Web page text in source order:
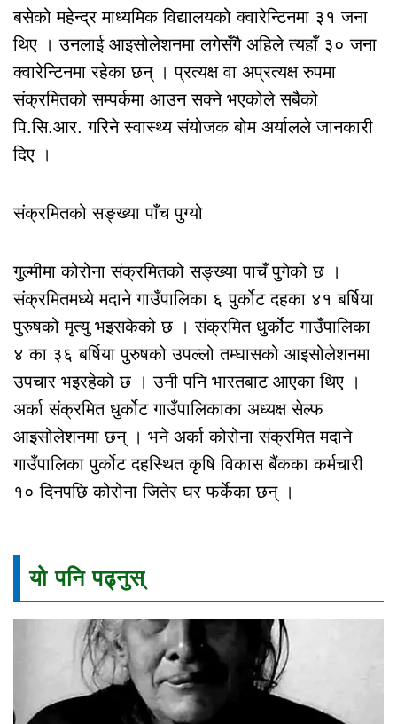
बसेको महेन्द्र माध्यमिक विद्यालयको क्वारेन्टिनमा ३१ जना
थिए । उनलाई आइसोलेशनमा लगेसँगै अहिले त्यहाँ ३० जना
क्वारेन्टिनमा रहेका छन् । प्रत्यक्ष वा अप्रत्यक्ष रुपमा
संक्रमितको सम्पर्कमा आउन सक्ने भएकोले सबैको
पि.सि.आर. गरिने स्वास्थ्य संयोजक बोम अर्यालले जानकारी
दिए ।
संक्रमितको सङ्ख्या पाँच पुग्यो
गुल्मीमा कोरोना संक्रमितको सङ्ख्या पाचँ पुगेको छ ।
संक्रमितमध्ये मदाने गाउँपालिका ६ पुर्कोट दहका ४१ बर्षिया
पुरुषको मृत्यु भइसकेको छ । संक्रमित धुर्कोट गाउँपालिका
४ का ३६ बर्षिया पुरुषको उपल्लो तम्घासको आइसोलेशनमा
उपचार भइरहेको छ । उनी पनि भारतबाट आएका थिए ।
अर्का संक्रमित धुर्कोट गाउँपालिकाका अध्यक्ष सेल्फ
आइसोलेशनमा छन् । भने अर्का कोरोना संक्रमित मदाने
गाउँपालिका पुर्कोट दहस्थित कृषि विकास बैंकका कर्मचारी
१० दिनपछि कोरोना जितेर घर फर्केका छन् ।
यो पनि पढ्नुस्